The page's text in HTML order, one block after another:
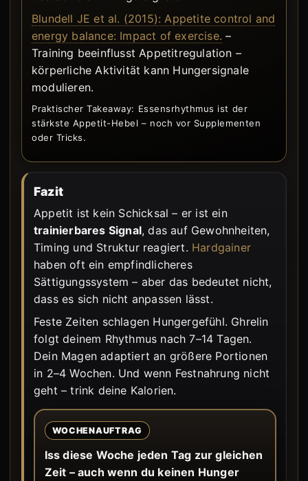
Blundell JE et al. (2015): Appetite control and
energy balance: Impact of exercise. –
Training beeinflusst Appetitregulation –
körperliche Aktivität kann Hungersignale
modulieren.
Praktischer Takeaway: Essensrhythmus ist der
stärkste Appetit-Hebel – noch vor Supplementen
oder Tricks.
Fazit
Appetit ist kein Schicksal – er ist ein
trainierbares Signal, das auf Gewohnheiten,
Timing und Struktur reagiert. Hardgainer
haben oft ein empfindlicheres
Sättigungssystem – aber das bedeutet nicht,
dass es sich nicht anpassen lässt.
Feste Zeiten schlagen Hungergefühl. Ghrelin
folgt deinem Rhythmus nach 7–14 Tagen.
Dein Magen adaptiert an größere Portionen
in 2–4 Wochen. Und wenn Festnahrung nicht
geht – trink deine Kalorien.
WOCHENAUFTRAG
Iss diese Woche jeden Tag zur gleichen
Zeit – auch wenn du keinen Hunger